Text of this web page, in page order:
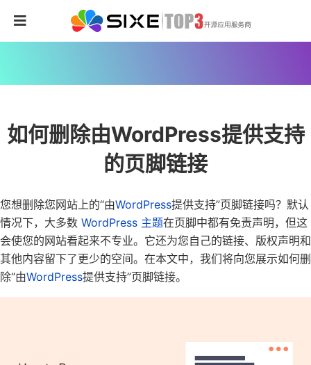
如何删除由WordPress提供支持
的页脚链接
您想删除您网站上的“由WordPress提供支持”页脚链接吗？ 默认
情况下，大多数 WordPress 主题在页脚中都有免责声明，但这
会使您的网站看起来不专业。它还为您自己的链接、版权声明和
其他内容留下了更少的空间。 在本文中，我们将向您展示如何删
除“由WordPress提供支持”页脚链接。